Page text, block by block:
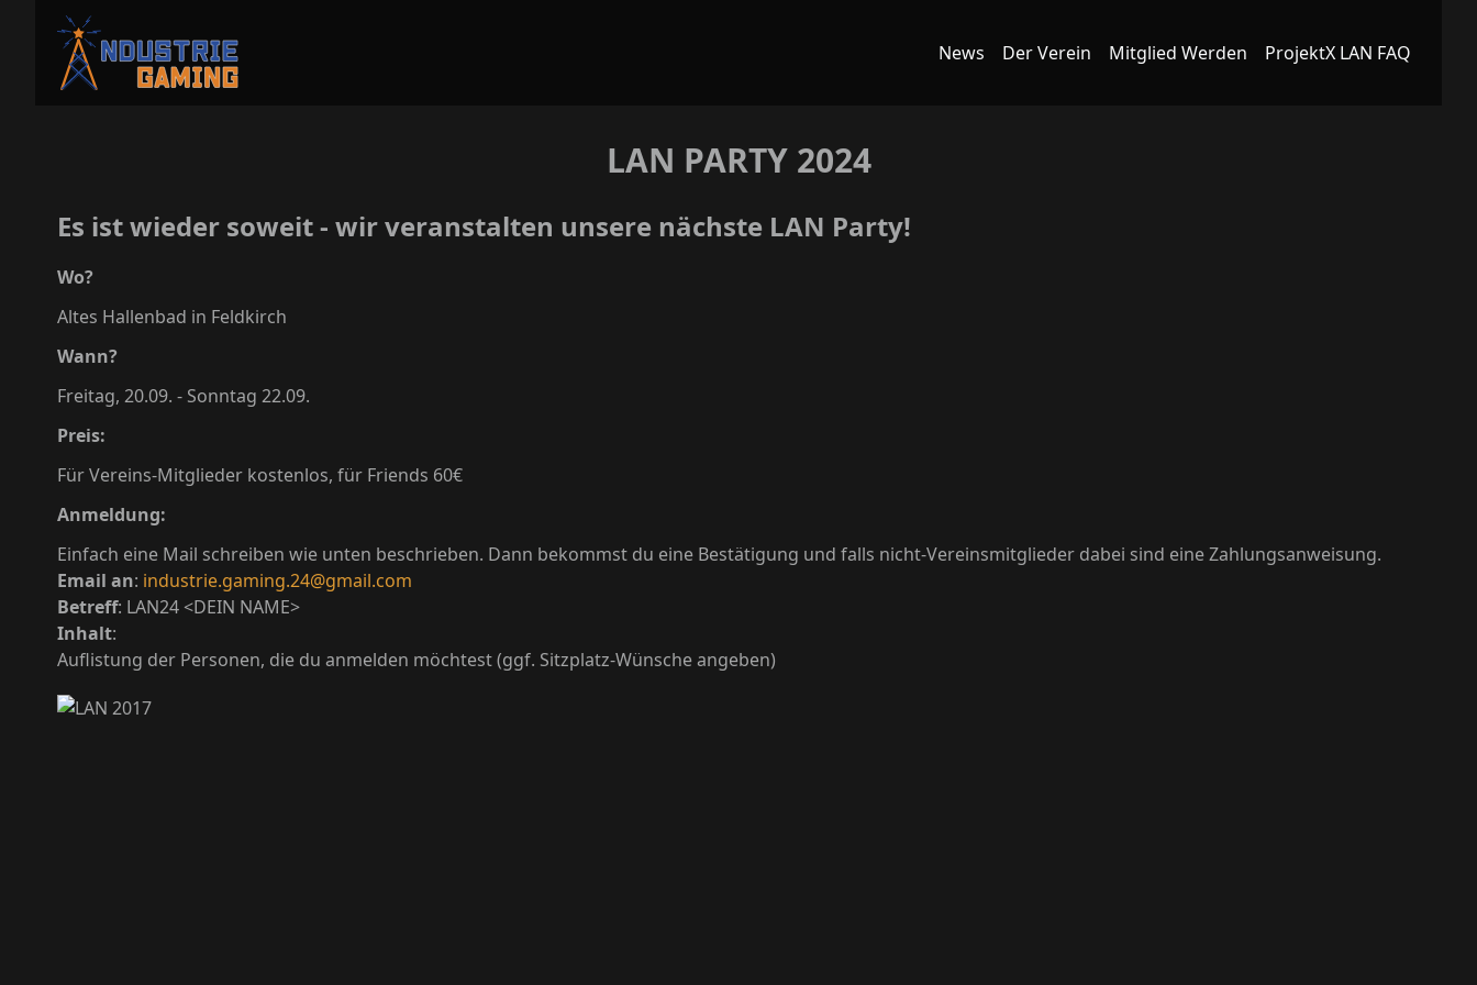
News Der Verein Mitglied Werden ProjektX LAN FAQ
LAN PARTY 2024
Es ist wieder soweit - wir veranstalten unsere nächste LAN Party!
Wo?
Altes Hallenbad in Feldkirch
Wann?
Freitag, 20.09. - Sonntag 22.09.
Preis:
Für Vereins-Mitglieder kostenlos, für Friends 60€
Anmeldung:
Einfach eine Mail schreiben wie unten beschrieben. Dann bekommst du eine Bestätigung und falls nicht-Vereinsmitglieder dabei sind eine Zahlungsanweisung.
Email an: industrie.gaming.24@gmail.com
Betreff: LAN24 <DEIN NAME>
Inhalt:
Auflistung der Personen, die du anmelden möchtest (ggf. Sitzplatz-Wünsche angeben)